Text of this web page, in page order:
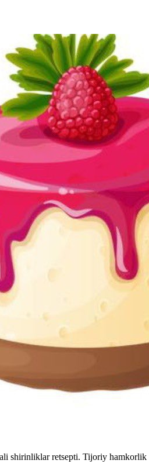
shirinliklar retsepti. Tijoriy hamkorlik